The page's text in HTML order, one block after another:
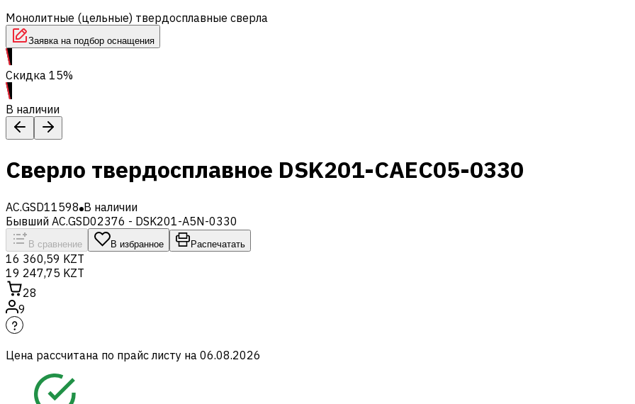
Монолитные (цельные) твердосплавные сверла
Заявка на подбор оснащения
Скидка 15%
В наличии
Сверло твердосплавное DSK201-CAEC05-0330
AC.GSD11598 В наличии
Бывший AC.GSD02376 - DSK201-A5N-0330
В сравнение В избранное Распечатать
16 360,59 KZT
19 247,75 KZT
28
9
Цена рассчитана по прайс листу на 06.08.2026